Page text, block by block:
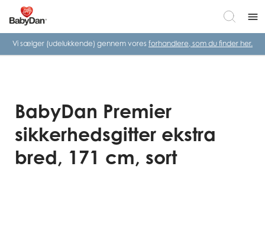
menu
Vi sælger (udelukkende) gennem vores forhandlere, som du finder her.
BabyDan Premier
sikkerhedsgitter ekstra
bred, 171 cm, sort